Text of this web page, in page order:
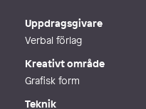
Uppdragsgivare
Verbal förlag
Kreativt område
Grafisk form
Teknik